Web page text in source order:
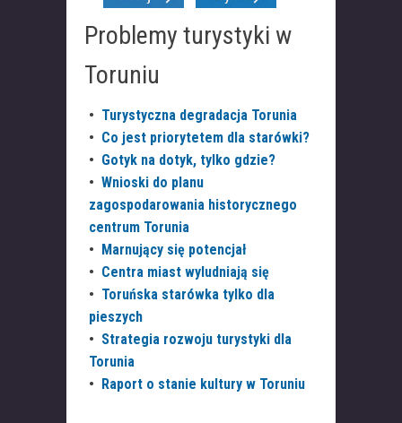
Problemy turystyki w
Toruniu
• Turystyczna degradacja Torunia
• Co jest priorytetem dla starówki?
• Gotyk na dotyk, tylko gdzie?
• Wnioski do planu
zagospodarowania historycznego
centrum Torunia
•
Marnujący się potencjał
• Centra miast wyludniają się
• Toruńska starówka tylko dla
pieszych
• Strategia rozwoju turystyki dla
Torunia
•
Raport o stanie kultury w Toruniu